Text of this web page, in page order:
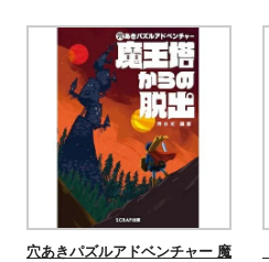
穴あきパズルアドベンチャー 魔